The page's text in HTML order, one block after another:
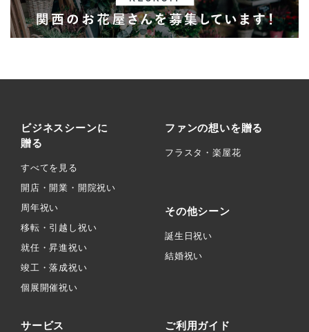
ビジネスシーンに
贈る
すべてを見る
開店・開業・開院祝い
周年祝い
移転・引越し祝い
就任・昇進祝い
竣工・落成祝い
個展開催祝い
ファンの想いを贈る
フラスタ・楽屋花
その他シーン
誕生日祝い
結婚祝い
サービス ご利用ガイド